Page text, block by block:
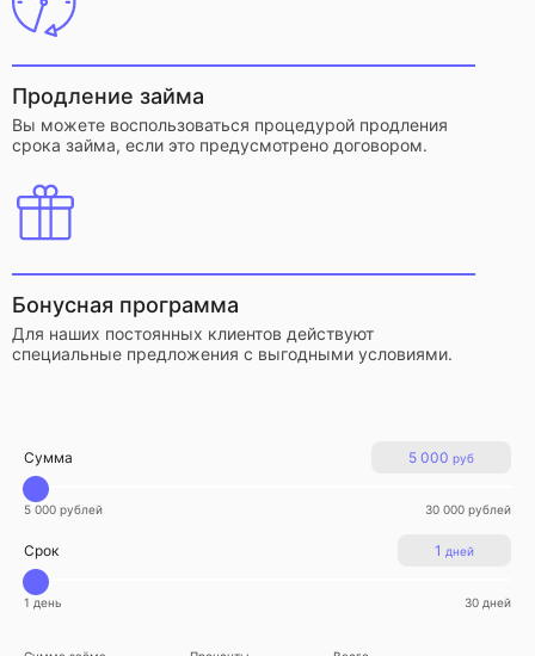
Продление займа
Вы можете воспользоваться процедурой продления
срока займа, если это предусмотрено договором.
Бонусная программа
Для наших постоянных клиентов действуют
специальные предложения с выгодными условиями.
5 000 руб
Сумма
5 000 рублей 30 000 рублей
1 дней
Срок
1 день 30 дней